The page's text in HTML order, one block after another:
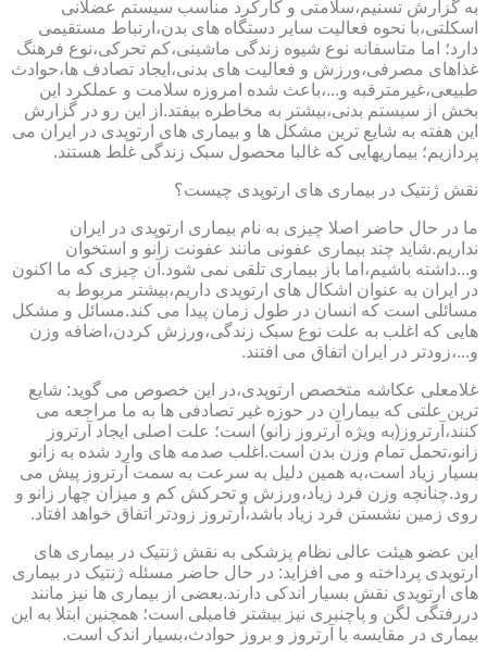
به گزارش تسنیم،سلامتی و کارکرد مناسب سیستم عضلانی
اسکلتی،با نحوه فعالیت سایر دستگاه های بدن،ارتباط مستقیمی
دارد؛ اما متاسفانه نوع شیوه زندگی ماشینی،کم تحرکی،نوع فرهنگ
غذاهای مصرفی،ورزش و فعالیت های بدنی،ایجاد تصادف ها،حوادث
طبیعی،غیرمترقبه و...،باعث شده امروزه سلامت و عملکرد این
بخش از سیستم بدنی،بیشتر به مخاطره بیفتد.از این رو در گزارش
این هفته به شایع ترین مشکل ها و بیماری های ارتوپدی در ایران می
پردازیم؛ بیماریهایی که غالبا محصول سبک زندگی غلط هستند.
نقش ژنتیک در بیماری های ارتوپدی چیست؟
ما در حال حاضر اصلا چیزی به نام بیماری ارتوپدی در ایران
نداریم.شاید چند بیماری عفونی مانند عفونت زانو و استخوان
و...داشته باشیم،اما باز بیماری تلقی نمی شود.آن چیزی که ما اکنون
در ایران به عنوان اشکال های ارتوپدی داریم،بیشتر مربوط به
مسائلی است که انسان در طول زمان پیدا می کند.مسائل و مشکل
هایی که اغلب به علت نوع سبک زندگی،ورزش کردن،اضافه وزن
و...،زودتر در ایران اتفاق می افتند.
غلامعلی عکاشه متخصص ارتوپدی،در این خصوص می گوید: شایع
ترین علتی که بیماران در حوزه غیر تصادفی ها به ما مراجعه می
کنند،آرتروز(به ویژه آرتروز زانو) است؛ علت اصلی ایجاد آرتروز
زانو،تحمل تمام وزن بدن است.اغلب صدمه های وارد شده به زانو
بسیار زیاد است،به همین دلیل به سرعت به سمت آرتروز پیش می
رود.چنانچه وزن فرد زیاد،ورزش و تحرکش کم و میزان چهار زانو و
روی زمین نشستن فرد زیاد باشد،آرتروز زودتر اتفاق خواهد افتاد.
این عضو هیئت عالی نظام پزشکی به نقش ژنتیک در بیماری های
ارتوپدی پرداخته و می افزاید: در حال حاضر مسئله ژنتیک در بیماری
های ارتوپدی نقش بسیار اندکی دارند.بعضی از بیماری ها نیز مانند
دررفتگی لگن و پاچنبری نیز بیشتر فامیلی است؛ همچنین ابتلا به این
بیماری در مقایسه با آرتروز و بروز حوادث،بسیار اندک است.